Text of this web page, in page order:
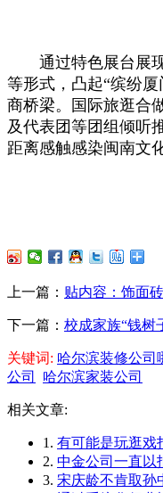
通过特色展台展现
等形式，凸起“缤纷
商桥梁。国际旅逛合
及代表团等团组倾听
距离感触感染闽南文
上一篇： 贴内容：饰面
下一篇： 校成家族“钱树
关键词: 哈尔滨装修公司
公司
哈尔滨家装公司
相关文章:
1. 有可能是玩逛戏
2. 中金公司一直以
3. 宋庆龄不肯取孙